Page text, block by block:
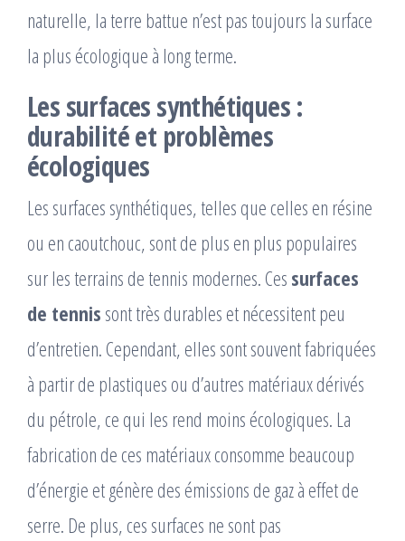
naturelle, la terre battue n’est pas toujours la surface
la plus écologique à long terme.
Les surfaces synthétiques :
durabilité et problèmes
écologiques
Les surfaces synthétiques, telles que celles en résine
ou en caoutchouc, sont de plus en plus populaires
sur les terrains de tennis modernes. Ces surfaces
de tennis sont très durables et nécessitent peu
d’entretien. Cependant, elles sont souvent fabriquées
à partir de plastiques ou d’autres matériaux dérivés
du pétrole, ce qui les rend moins écologiques. La
fabrication de ces matériaux consomme beaucoup
d’énergie et génère des émissions de gaz à effet de
serre. De plus, ces surfaces ne sont pas